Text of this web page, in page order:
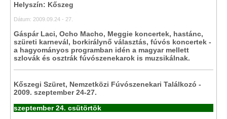
Helyszín: Kőszeg
Dátum: 2009.09.24 - 27.
Gáspár Laci, Ocho Macho, Meggie koncertek, hastánc,
szüreti karnevál, borkirálynő választás, fúvós koncertek -
a hagyományos programban idén a magyar mellett
szlovák és osztrák fúvószenekarok is muzsikálnak.
Kőszegi Szüret, Nemzetközi Fúvószenekari Találkozó -
2009. szeptember 24-27.
szeptember 24. csütörtök